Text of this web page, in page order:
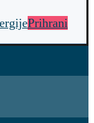
Prihrani